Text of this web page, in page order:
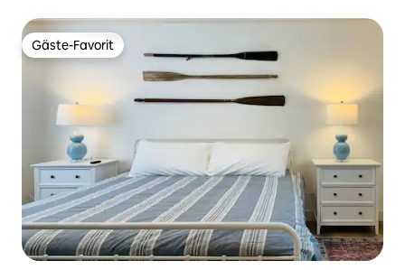
Gäste-Favorit
Gäste-Favorit